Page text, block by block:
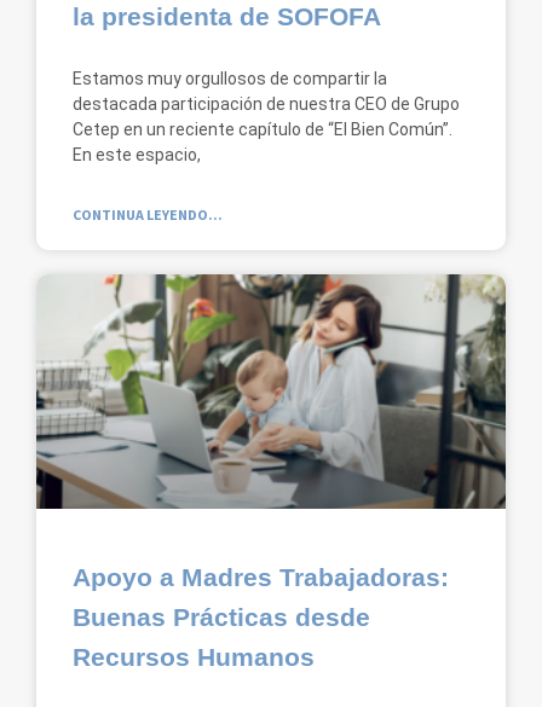
la presidenta de SOFOFA
Estamos muy orgullosos de compartir la
destacada participación de nuestra CEO de Grupo
Cetep en un reciente capítulo de “El Bien Común”.
En este espacio,
CONTINUA LEYENDO...
Apoyo a Madres Trabajadoras:
Buenas Prácticas desde
Recursos Humanos